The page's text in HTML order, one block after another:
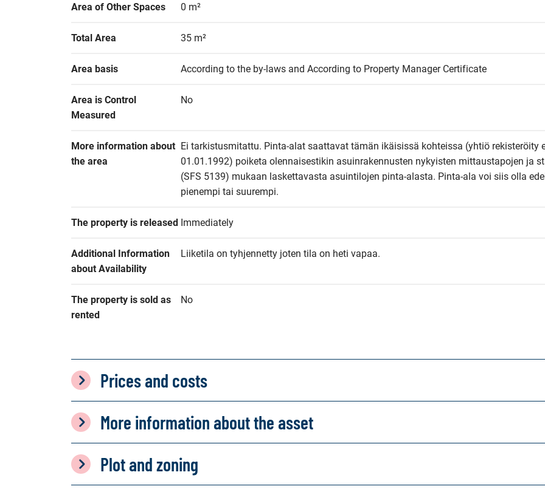
Area of Other Spaces 0 m²
Total Area 35 m²
Area basis According to the by-laws and According to Property Manager Certificate
Area is Control
Measured
No
More information about
the area
Ei tarkistusmitattu. Pinta-alat saattavat tämän ikäisissä kohteissa (yhtiö rekisteröity
01.01.1992) poiketa olennaisestikin asuinrakennusten nykyisten mittaustapojen ja
(SFS 5139) mukaan laskettavasta asuintilojen pinta-alasta. Pinta-ala voi siis olla
pienempi tai suurempi.
The property is released Immediately
Additional Information
about Availability
Liiketila on tyhjennetty joten tila on heti vapaa.
The property is sold as
rented
No
Prices and costs
More information about the asset
Plot and zoning